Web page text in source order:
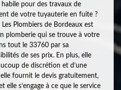
pour des travaux de
de votre tuyauterie en fuite ?
Plombiers de Bordeaux est
plomberie qui se trouve à votre
tout le 33760 par sa
de ses prix. En plus, elle
de discrétion et d’une
fournit le devis gratuitement,
elle s’engage à ce que le service